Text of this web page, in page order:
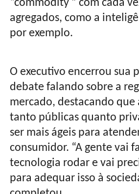
“commodity ” com cada
agregados, como a
por exemplo.
O executivo encerrou sua
debate falando sobre a
mercado, destacando que
tanto públicas quanto
ser mais ágeis para
consumidor. “A gente vai
tecnologia rodar e vai
para adequar isso à